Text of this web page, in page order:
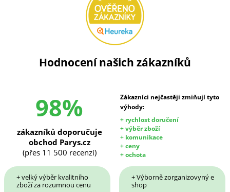
Hodnocení našich zákazníků
98%
Zákazníci nejčastěji zmiňují tyto
výhody:
+ rychlost doručení
+ výběr zboží
+ komunikace
+ ceny
+ ochota
zákazníků doporučuje
obchod Parys.cz
(přes 11 500 recenzí)
+ velký výběr kvalitního
zboží za rozumnou cenu
+ Výborně zorganizovyný e
shop